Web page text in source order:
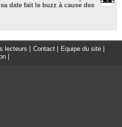
date fait le buzz à cause des
lecteurs Contact Equipe du site